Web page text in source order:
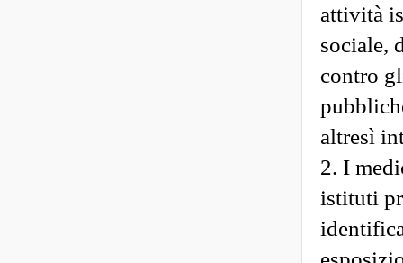
attività
sociale,
contro
altresì
2. I
istituti